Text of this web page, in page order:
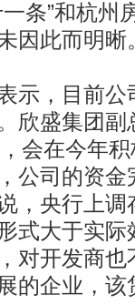
”和杭州房
因此而明晰
，目前公
欣盛集团副
会在今年
公司的资金
，央行上调
式大于实际
对开发商也
的企业，该